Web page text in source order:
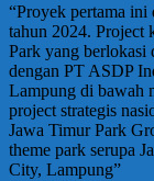
“Proyek pertama ini
tahun 2024. Project
Park yang berlokasi
dengan PT ASDP
Lampung di bawah
project strategis
Jawa Timur Park
theme park serupa
City, Lampung”